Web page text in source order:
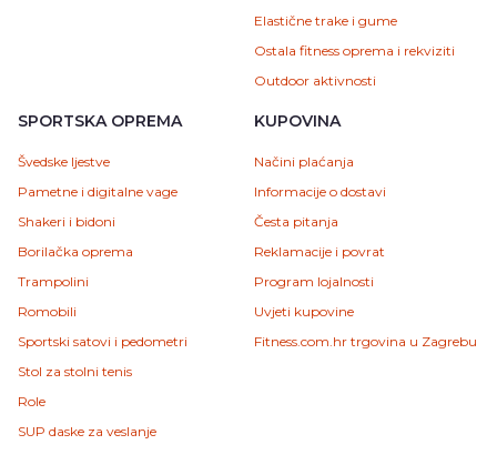
Elastične trake i gume
Ostala fitness oprema i rekviziti
Outdoor aktivnosti
SPORTSKA OPREMA
Švedske ljestve
Pametne i digitalne vage
Shakeri i bidoni
Borilačka oprema
Trampolini
Romobili
Sportski satovi i pedometri
Stol za stolni tenis
Role
SUP daske za veslanje
KUPOVINA
Načini plaćanja
Informacije o dostavi
Česta pitanja
Reklamacije i povrat
Program lojalnosti
Uvjeti kupovine
Fitness.com.hr trgovina u Zagrebu